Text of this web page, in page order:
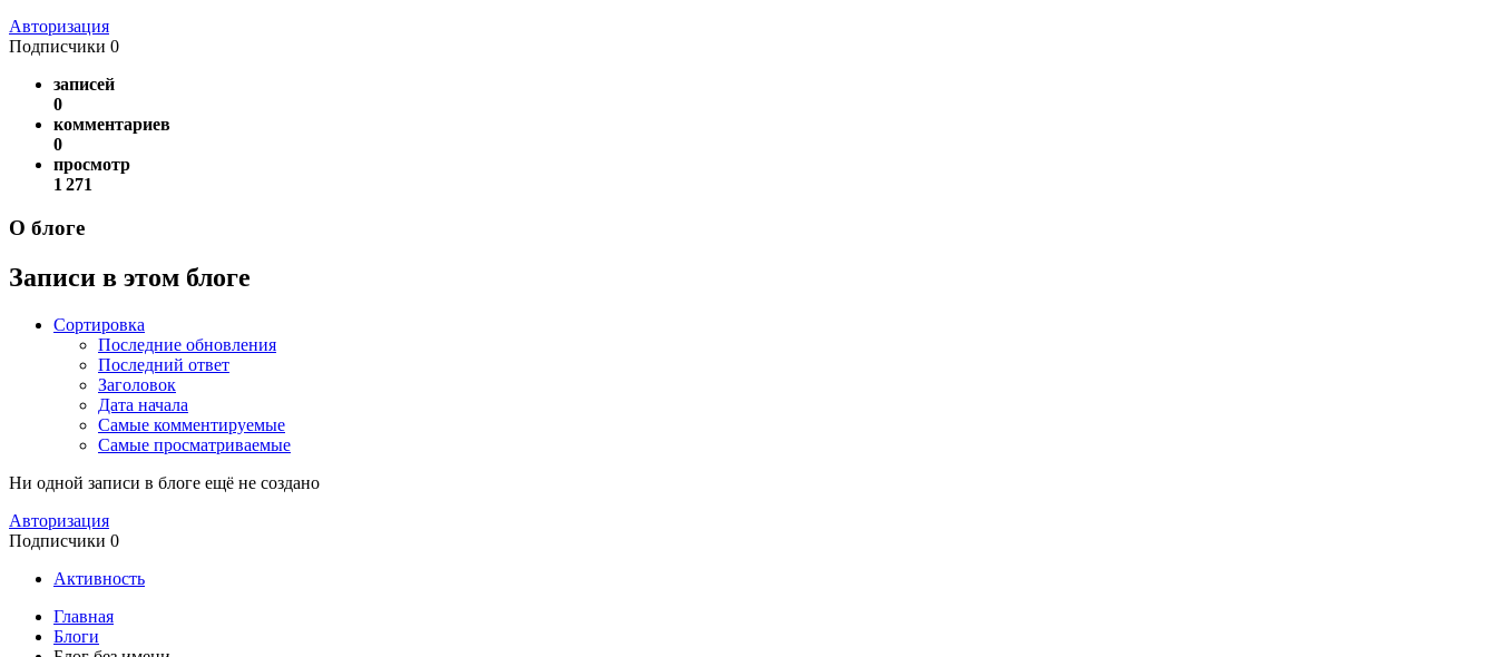
Авторизация
Подписчики 0
записей
0
комментариев
0
просмотр
1 271
О блоге
Записи в этом блоге
Сортировка
Последние обновления
Последний ответ
Заголовок
Дата начала
Самые комментируемые
Самые просматриваемые
Ни одной записи в блоге ещё не создано
Авторизация
Подписчики 0
Активность
Главная
Блоги